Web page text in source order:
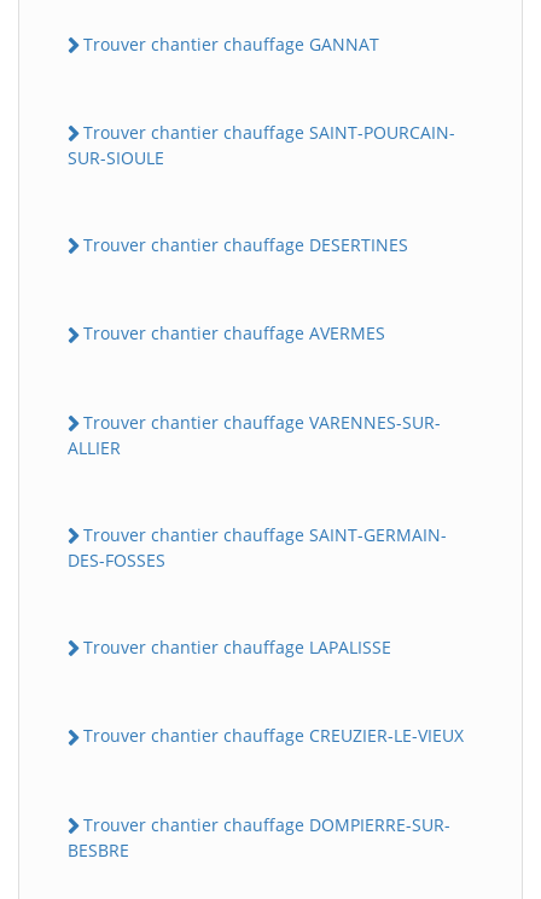
Trouver chantier chauffage GANNAT
Trouver chantier chauffage SAINT-POURCAIN-
SUR-SIOULE
Trouver chantier chauffage DESERTINES
Trouver chantier chauffage AVERMES
Trouver chantier chauffage VARENNES-SUR-
ALLIER
Trouver chantier chauffage SAINT-GERMAIN-
DES-FOSSES
Trouver chantier chauffage LAPALISSE
Trouver chantier chauffage CREUZIER-LE-VIEUX
Trouver chantier chauffage DOMPIERRE-SUR-
BESBRE